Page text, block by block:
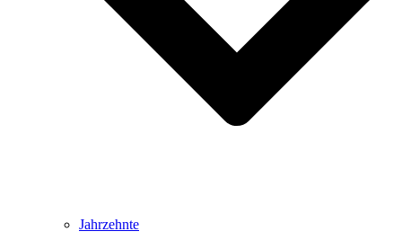
Jahrzehnte